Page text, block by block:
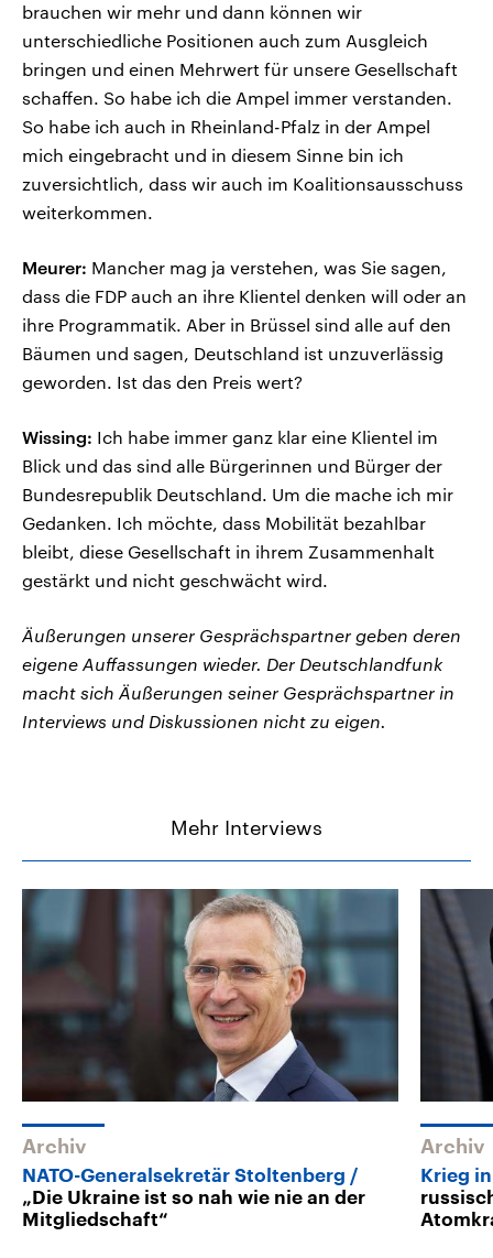
brauchen wir mehr und dann können wir
unterschiedliche Positionen auch zum Ausgleich
bringen und einen Mehrwert für unsere Gesellschaft
schaffen. So habe ich die Ampel immer verstanden.
So habe ich auch in Rheinland-Pfalz in der Ampel
mich eingebracht und in diesem Sinne bin ich
zuversichtlich, dass wir auch im Koalitionsausschuss
weiterkommen.
Meurer: Mancher mag ja verstehen, was Sie sagen,
dass die FDP auch an ihre Klientel denken will oder an
ihre Programmatik. Aber in Brüssel sind alle auf den
Bäumen und sagen, Deutschland ist unzuverlässig
geworden. Ist das den Preis wert?
Wissing: Ich habe immer ganz klar eine Klientel im
Blick und das sind alle Bürgerinnen und Bürger der
Bundesrepublik Deutschland. Um die mache ich mir
Gedanken. Ich möchte, dass Mobilität bezahlbar
bleibt, diese Gesellschaft in ihrem Zusammenhalt
gestärkt und nicht geschwächt wird.
Äußerungen unserer Gesprächspartner geben deren
eigene Auffassungen wieder. Der Deutschlandfunk
macht sich Äußerungen seiner Gesprächspartner in
Interviews und Diskussionen nicht zu eigen.
Mehr Interviews
Archiv
NATO-Generalsekretär Stoltenberg
„Die Ukraine ist so nah wie nie an der
Mitgliedschaft“
Archiv
Krieg